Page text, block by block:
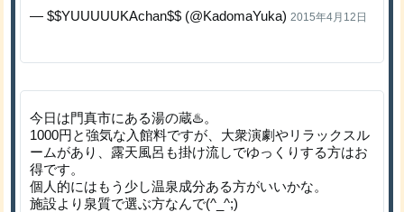
— $$YUUUUUKAchan$$ (@KadomaYuka) 2015年4月12日
今日は門真市にある湯の蔵♨️。
1000円と強気な入館料ですが、大衆演劇やリラックスル
ームがあり、露天風呂も掛け流しでゆっくりする方はお
得です。
個人的にはもう少し温泉成分ある方がいいかな。
施設より泉質で選ぶ方なんで(^_^;)